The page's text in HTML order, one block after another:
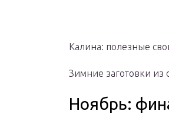
Калина: полезные
Зимние заготовки из
Ноябрь: